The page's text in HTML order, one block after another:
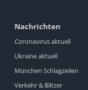
Nachrichten
Coronavirus aktuell
Ukraine aktuell
München Schlagzeilen
Verkehr & Blitzer